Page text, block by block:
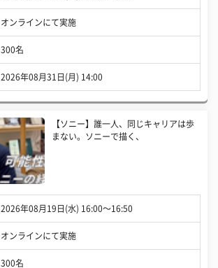
オンラインにて実施
300名
2026年08月31日(月) 14:00
【ソニー】誰一人、同じキャリアは歩
まない。ソニーで描く、
2026年08月19日(水) 16:00〜16:50
オンラインにて実施
300名